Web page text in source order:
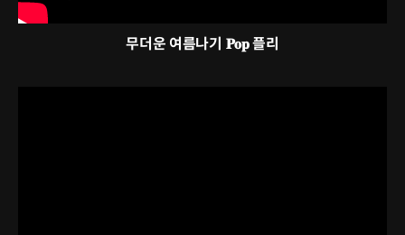
무더운 여름나기 𝐏𝐨𝐩 플리